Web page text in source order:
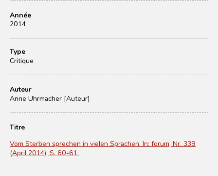
Année
2014
Type
Critique
Auteur
Anne Uhrmacher [Auteur]
Titre
Vom Sterben sprechen in vielen Sprachen. In: forum, Nr. 339
(April 2014), S. 60-61.